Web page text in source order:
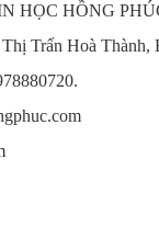
HỌC HỒNG
Trấn Hoà Thành,